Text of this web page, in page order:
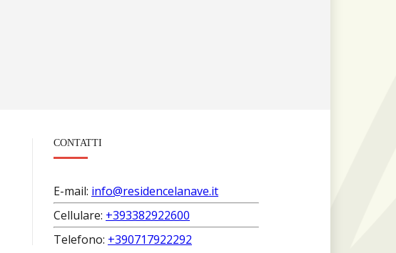
CONTATTI
E-mail: info@residencelanave.it
Cellulare: +393382922600
Telefono: +390717922292